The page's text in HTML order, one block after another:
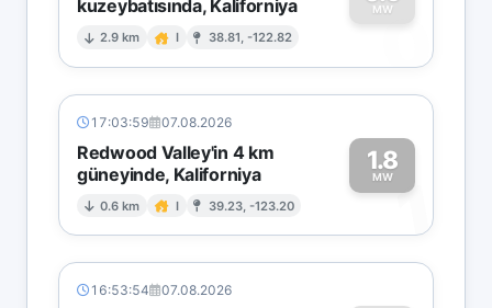
kuzeybatısında, Kaliforniya
2.9 km I 38.81, -122.82
MW
0
17:03:59 07.08.2026
Redwood Valley'in 4 km
güneyinde, Kaliforniya
0.6 km I 39.23, -123.20
1.8
MW1
16:53:54 07.08.2026